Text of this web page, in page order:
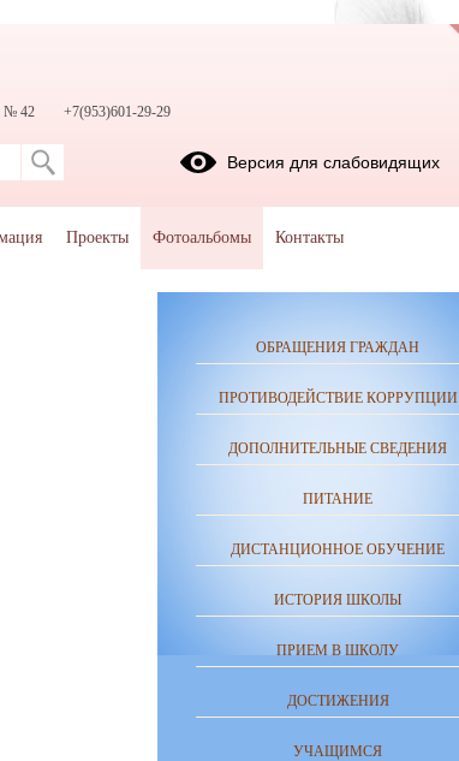
ОБРАЩЕНИЯ ГРАЖДАН
ПРОТИВОДЕЙСТВИЕ КОРРУПЦИИ
ДОПОЛНИТЕЛЬНЫЕ СВЕДЕНИЯ
ПИТАНИЕ
ДИСТАНЦИОННОЕ ОБУЧЕНИЕ
ИСТОРИЯ ШКОЛЫ
ПРИЕМ В ШКОЛУ
ДОСТИЖЕНИЯ
УЧАЩИМСЯ
№ 42 +7(953)601-29-29
Версия для слабовидящих
Проекты Фотоальбомы Контакты